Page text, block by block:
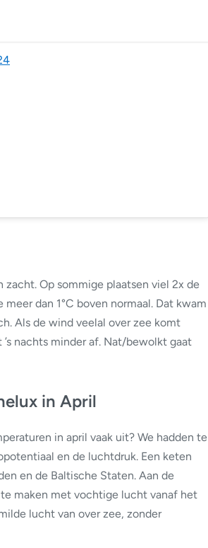
Op sommige plaatsen viel 2x de
dan 1°C boven normaal. Dat kwam
Als de wind veelal over zee komt
nachts minder af. Nat/bewolkt gaat
in April
in april vaak uit? We hadden te
en de luchtdruk. Een keten
en de Baltische Staten. Aan de
maken met vochtige lucht vanaf het
lucht van over zee, zonder